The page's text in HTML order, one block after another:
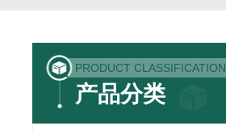
PRODUCT CLASSIFICATION
产品分类